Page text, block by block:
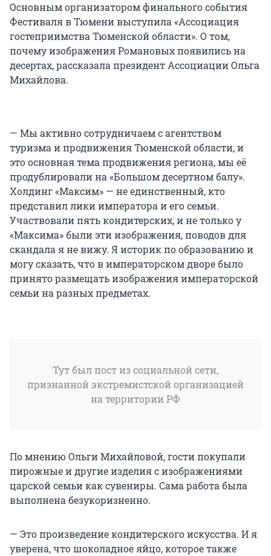
Основным организатором финального события
Фестиваля в Тюмени выступила «Ассоциация
гостеприимства Тюменской области». О том,
почему изображения Романовых появились на
десертах, рассказала президент Ассоциации Ольга
Михайлова.
— Мы активно сотрудничаем с агентством
туризма и продвижения Тюменской области, и
это основная тема продвижения региона, мы её
продублировали на «Большом десертном балу».
Холдинг «Максим» — не единственный, кто
представил лики императора и его семьи.
Участвовали пять кондитерских, и не только у
«Максима» были эти изображения, поводов для
скандала я не вижу. Я историк по образованию и
могу сказать, что в императорском дворе было
принято размещать изображения императорской
семьи на разных предметах.
Тут был пост из социальной сети,
признанной экстремистской организацией
на территории РФ
По мнению Ольги Михайловой, гости покупали
пирожные и другие изделия с изображениями
царской семьи как сувениры. Сама работа была
выполнена безукоризненно.
— Это произведение кондитерского искусства. И я
уверена, что шоколадное яйцо, которое также